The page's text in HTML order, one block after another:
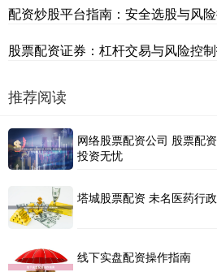
配资炒股平台指南：安全选股与风
股票配资证券：杠杆交易与风险控
推荐阅读
网络股票配资公司 股票配
投资无忧
塔城股票配资 未名医药行
线下实盘配资操作指南